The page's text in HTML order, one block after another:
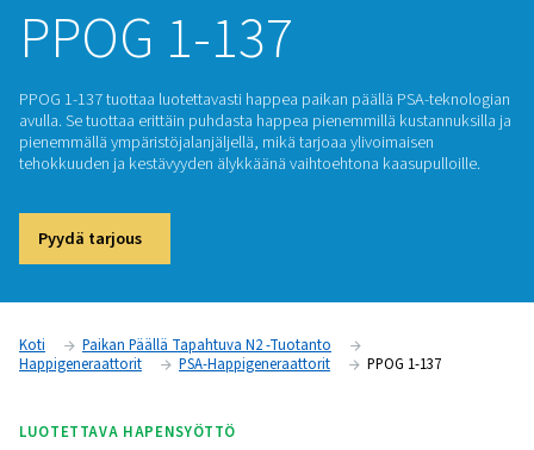
PSA-HAPPIGENERAATTORIT
PPOG 1-137
PPOG 1-137 tuottaa luotettavasti happea paikan päällä
pienemmällä ympäristöjalanjäljellä, mikä tarjoaa
tehokkuuden ja kestävyyden älykkäänä vaihtoehtona